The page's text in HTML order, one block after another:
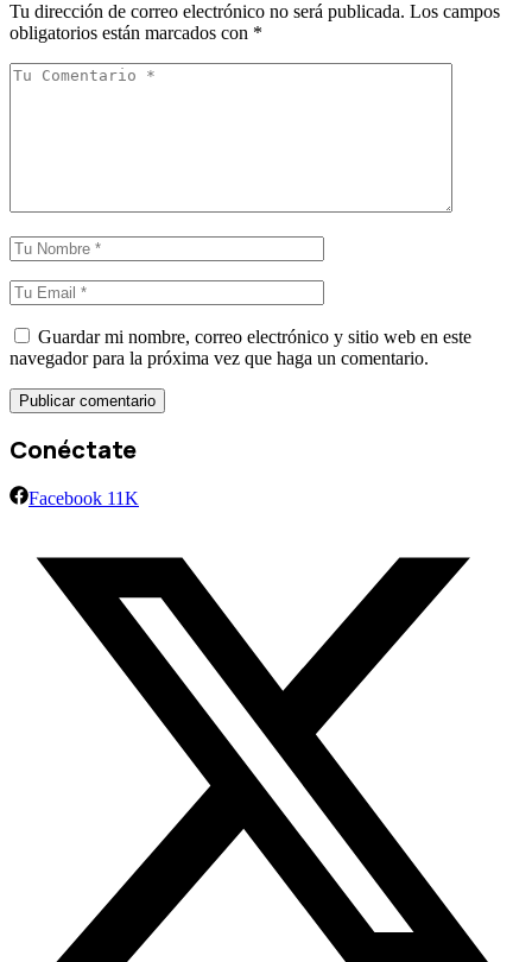
Tu dirección de correo electrónico no será publicada. Los campos
obligatorios están marcados con *
Guardar mi nombre, correo electrónico y sitio web en este
navegador para la próxima vez que haga un comentario.
Conéctate
Facebook 11K